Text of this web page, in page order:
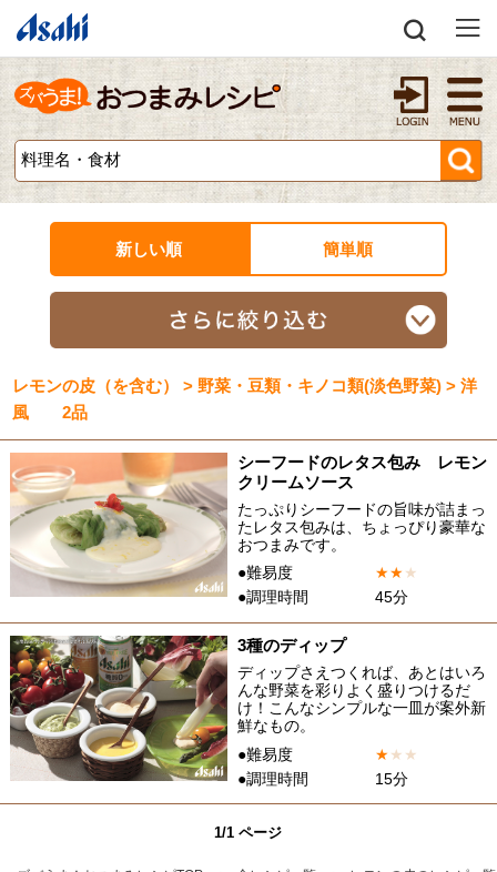
新しい順 簡単順
レモンの皮（を含む） > 野菜・豆類・キノコ類(淡色野菜) > 洋
風 2品
シーフードのレタス包み レモン
クリームソース
たっぷりシーフードの旨味が詰まっ
たレタス包みは、ちょっぴり豪華な
おつまみです。
●難易度
★★★
●調理時間
45分
3種のディップ
ディップさえつくれば、あとはいろ
んな野菜を彩りよく盛りつけるだ
け！こんなシンプルな一皿が案外新
鮮なもの。
●難易度
★★ ★
●調理時間
15分
1/1 ページ